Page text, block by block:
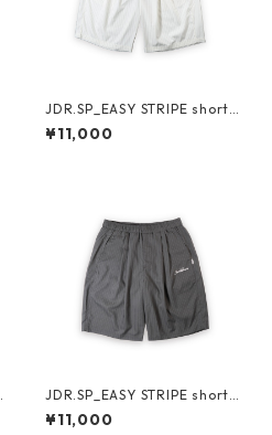
JDR.SP_EASY STRIPE shorts
（WHITE）
¥11,000
JDR.SP_EASY STRIPE shorts
（GRAY）
¥11,000